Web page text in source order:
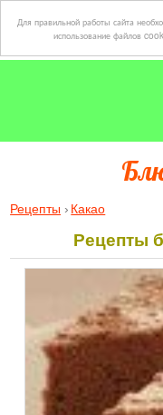
Для правильной работы сайта
использование файлов
Рецепты Какао
Рецепты